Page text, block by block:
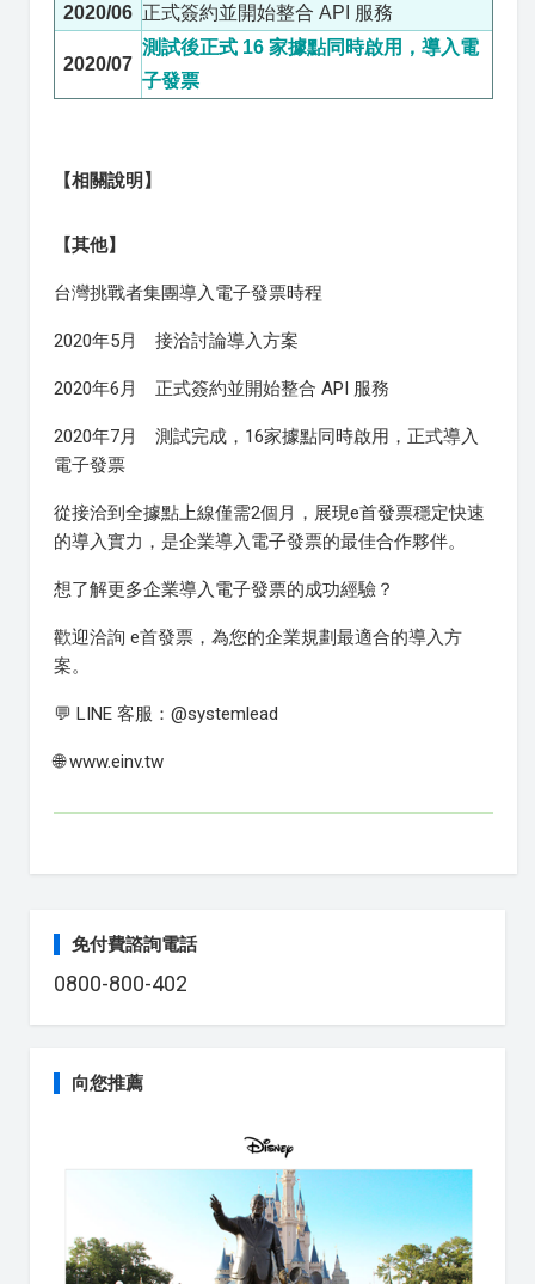
2020/06 正式簽約並開始整合 API 服務
2020/07
測試後正式 16 家據點同時啟用，導入電
子發票
【相關說明】
【其他】
台灣挑戰者集團導入電子發票時程
2020年5月 接洽討論導入方案
2020年6月 正式簽約並開始整合 API 服務
2020年7月 測試完成，16家據點同時啟用，正式導入
電子發票
從接洽到全據點上線僅需2個月，展現e首發票穩定快速
的導入實力，是企業導入電子發票的最佳合作夥伴。
想了解更多企業導入電子發票的成功經驗？
歡迎洽詢 e首發票，為您的企業規劃最適合的導入方
案。
💬 LINE 客服：@systemlead
🌐 www.einv.tw
免付費諮詢電話
0800-800-402
向您推薦